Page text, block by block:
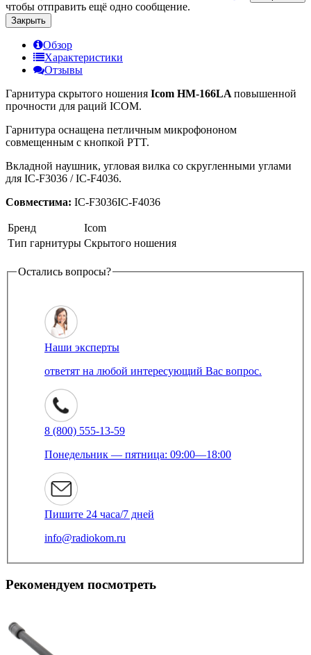
чтобы отправить ещё одно сообщение.
Закрыть
Обзор
Характеристики
Отзывы
Гарнитура скрытого ношения Icom HM-166LA повышенной
прочности для раций ICOM.
Гарнитура оснащена петличным микрофононом
совмещенным с кнопкой PTT.
Вкладной наушник, угловая вилка со скругленными углами
для IC-F3036 / IC-F4036.
Совместима: IC-F3036IC-F4036
Бренд
Icom
Тип гарнитуры Скрытого ношения
Остались вопросы?
Наши эксперты
ответят на любой интересующий Вас вопрос.
8 (800) 555-13-59
Понедельник — пятница: 09:00—18:00
Пишите 24 часа/7 дней
info@radiokom.ru
Рекомендуем посмотреть